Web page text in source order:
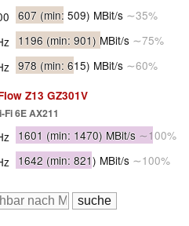
607 (min: 509) MBit/s ∼35%
1196 (min: 901) MBit/s ∼75%
978 (min: 615) MBit/s ∼60%
Z13 GZ301V
Fi 6E AX211
1601 (min: 1470) MBit/s ∼100%
1642 (min: 821) MBit/s ∼100%